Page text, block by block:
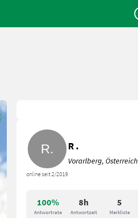
100%
Antwortrate
8h
Antwortzeit
5
Merkliste
online seit 2/2019
R .
Vorarlberg, Österreich